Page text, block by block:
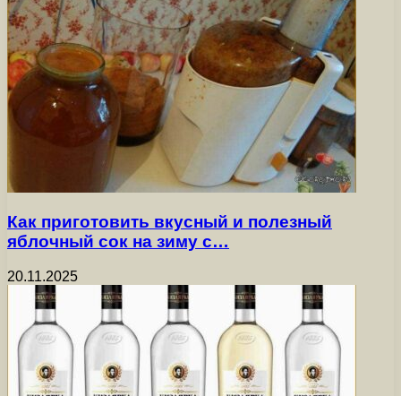
Как приготовить вкусный и полезный
яблочный сок на зиму с…
20.11.2025